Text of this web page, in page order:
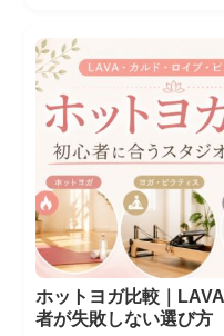
ホットヨガ比較｜
者が失敗しない選び方